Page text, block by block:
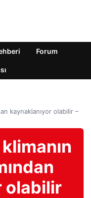
Forum
kaynaklanıyor olabilir –
olabilir